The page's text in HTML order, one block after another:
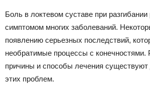
Боль в локтевом суставе при
симптомом многих заболеваний.
появлению серьезных последствий,
необратимые процессы с конечностями.
причины и способы лечения существуют
этих проблем.